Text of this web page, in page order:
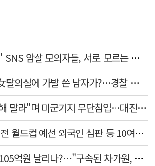
"정청래 죽이자" SNS 암살 모의자들, 서로 모르는 사이였다…檢송치
케리비안 베이 女탈의실에 가발 쓴 남자가?…경찰 추적 중
"호남반도체 방해 말라"며 미군기지 무단침입…대진연 회원 3명 '구속'
축구협회, 15년 전 월드컵 예선 외국인 심판 등 10여명에 '성 접대'
이승기, 전세금 105억원 날리나?…"구속된 차가원, 형사 범죄 영역"